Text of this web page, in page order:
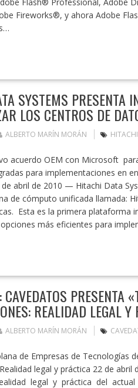
Fireworks®, y ahora Adobe
SYSTEMS PRESENTA
LOS CENTROS DE
ALBERTO MARÍN MORÁN HITACHI
acuerdo OEM con Microsoft
para implementaciones en
abril de 2010 — Hitachi Data
de cómputo unificada llamada:
Esta es la primera plataforma
más eficientes para
CAVEDATOS
REALIDAD LEGAL Y
ALBERTO MARÍN MORÁN
de Empresas de Tecnologías
legal y práctica 22 de
legal y práctica del